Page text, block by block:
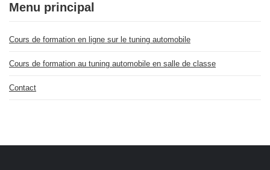
Menu principal
Cours de formation en ligne sur le tuning automobile
Cours de formation au tuning automobile en salle de classe
Contact